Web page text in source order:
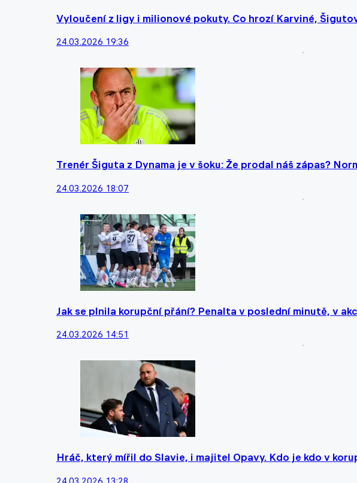
Vyloučení z ligy i milionové pokuty. Co hrozí Karviné,
24.03.2026 19:36
Trenér Šiguta z Dynama je v šoku: Že prodal náš zápas?
24.03.2026 18:07
Jak se plnila korupční přání? Penalta v poslední minutě, v
24.03.2026 14:51
Hráč, který mířil do Slavie, i majitel Opavy. Kdo je kdo v